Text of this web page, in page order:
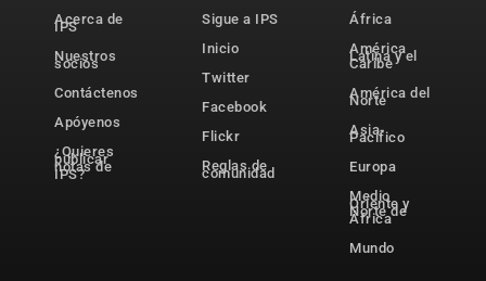
Acerca de
IPS
Nuestros
socios
Contáctenos
Apóyenos
¿Quieres
publicar
notas de
IPS?
Sigue a IPS
Inicio
Twitter
Facebook
Flickr
Reglas de
comunidad
África
América
Latina y el
Caribe
América del
Norte
Asia-
Pacífico
Europa
Medio
Oriente y
Norte de
África
Mundo